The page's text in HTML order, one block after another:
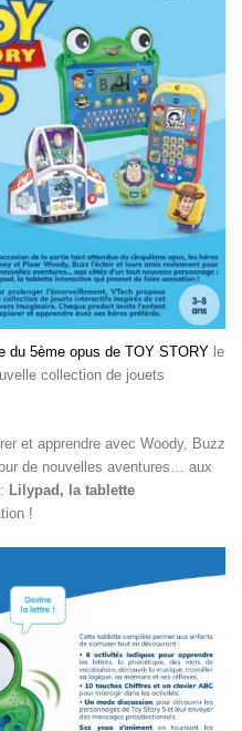
du 5ème opus de TOY STORY le
collection de jouets
et apprendre avec Woody, Buzz
de nouvelles aventures… aux
Lilypad, la tablette
!